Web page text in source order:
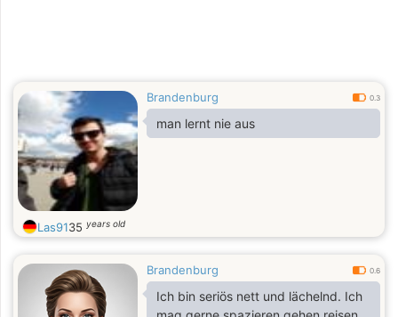
Brandenburg 0.3
man lernt nie aus
Las9135 years old
Brandenburg 0.6
Ich bin seriös nett und lächelnd. Ich